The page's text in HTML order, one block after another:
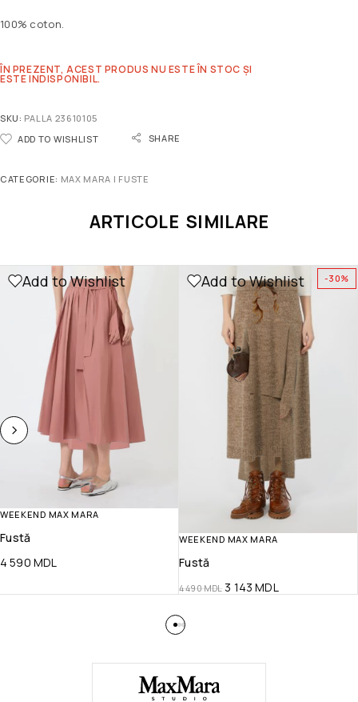
100% coton.
ÎN PREZENT, ACEST PRODUS NU ESTE ÎN STOC ȘI
ESTE INDISPONIBIL.
SKU: PALLA 23610105
ADD TO WISHLIST
SHARE
CATEGORIE: MAX MARA | FUSTE
ARTICOLE SIMILARE
Add to Wishlist
WEEKEND MAX MARA
Fustă
4 590 MDL
-30%
Add to Wishlist
WEEKEND MAX MARA
Fustă
4 490MDL 3 143MDL